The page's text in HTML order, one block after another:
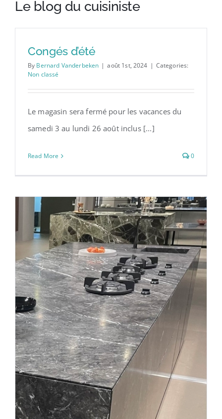
chaleureuse
Le blog du cuisiniste
Congés d’été
By Bernard Vanderbeken | août 1st, 2024 | Categories:
Non classé
Le magasin sera fermé pour les vacances du
samedi 3 au lundi 26 août inclus [...]
Read More 0